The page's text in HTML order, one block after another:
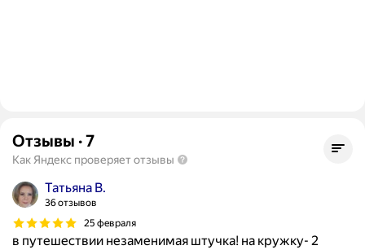
Отзывы ·7
Как Яндекс проверяет отзывы
Татьяна В.
36 отзывов
25 февраля
в путешествии незаменимая штучка! на кружку- 2